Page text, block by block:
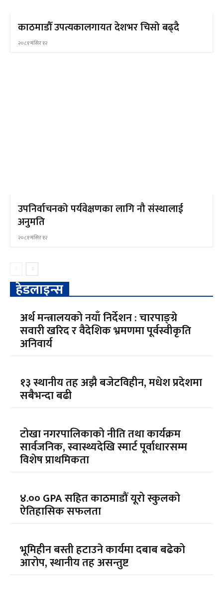
काठमाडौँ उपत्यकालगायत देशभर चिसो बढ्दै
२०८१ मंसिर १२
उपनिर्वाचनको पर्यवेक्षणका लागि नौ संस्थालाई
अनुमति
२०८१ मंसिर १२
हेडलाइन्स
अर्थ मन्त्रालयको नयाँ निर्देशन : चारपाङ्ग्रे
सवारी खरिद र वैदेशिक भ्रमणमा पूर्वस्वीकृति
अनिवार्य
१३ स्थानीय तह अझै बजेटविहीन, मधेश प्रदेशमा
सबैभन्दा बढी
टोखा नगरपालिकाको नीति तथा कार्यक्रम
सार्वजनिक, स्वास्थ्यदेखि स्मार्ट पूर्वाधारसम्म
विशेष प्राथमिकता
४.०० GPA सहित काठमाडौं यूरो स्कुलको
ऐतिहासिक सफलता
भूमिहीन बस्ती हटाउने कार्यमा दबाब बढेको
आरोप, स्थानीय तह असन्तुष्ट